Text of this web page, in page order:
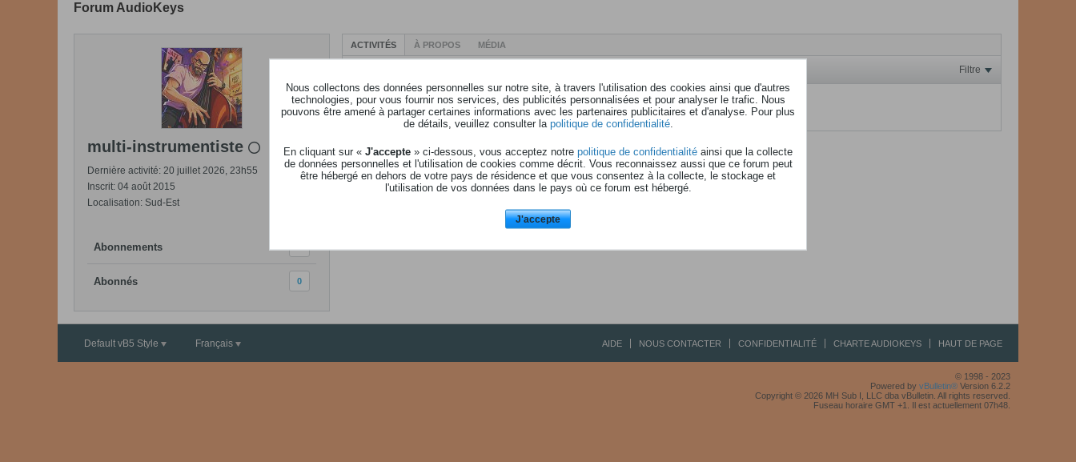
Forum AudioKeys
multi-instrumentiste
Dernière activité: 20 juillet 2026, 23h55
Inscrit: 04 août 2015
Localisation: Sud-Est
Abonnements
Abonnés 0
ACTIVITÉS À PROPOS MÉDIA
Filtre
Aucune activité à afficher.
Default vB5 Style Français AIDE NOUS CONTACTER CONFIDENTIALITÉ CHARTE AUDIOKEYS HAUT DE PAGE
© 1998 - 2023
Powered by vBulletin® Version 6.2.2
Copyright © 2026 MH Sub I, LLC dba vBulletin. All rights reserved.
Fuseau horaire GMT +1. Il est actuellement 07h48.
Nous collectons des données personnelles sur notre site, à travers l'utilisation des cookies ainsi que d'autres
technologies, pour vous fournir nos services, des publicités personnalisées et pour analyser le trafic. Nous
pouvons être amené à partager certaines informations avec les partenaires publicitaires et d'analyse. Pour plus
de détails, veuillez consulter la politique de confidentialité.
En cliquant sur « J'accepte » ci-dessous, vous acceptez notre politique de confidentialité ainsi que la collecte
de données personnelles et l'utilisation de cookies comme décrit. Vous reconnaissez aussi que ce forum peut
être hébergé en dehors de votre pays de résidence et que vous consentez à la collecte, le stockage et
l'utilisation de vos données dans le pays où ce forum est hébergé.
J'accepte